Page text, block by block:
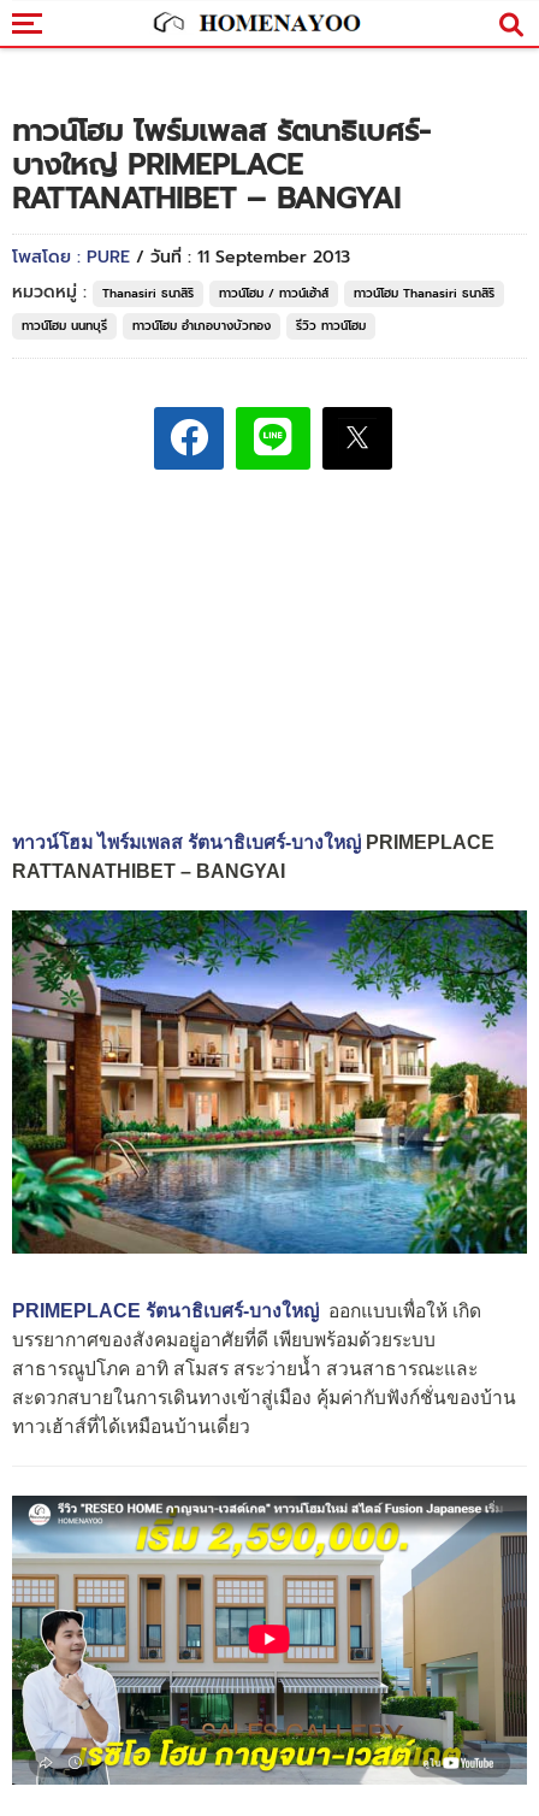
ทาวน์โฮม ไพร์มเพลส รัตนาธิเบศร์-
บางใหญ่ PRIMEPLACE
RATTANATHIBET – BANGYAI
โพสโดย : PURE / วันที่ : 11 September 2013
หมวดหมู่ :
Thanasiri ธนาสิริ ทาวน์โฮม / ทาวน์เฮ้าส์
ทาวน์โฮม Thanasiri ธนาสิริ
ทาวน์โฮม นนทบุรี
ทาวน์โฮม อำเภอบางบัวทอง รีวิว ทาวน์โฮม
ทาวน์โฮม ไพร์มเพลส รัตนาธิเบศร์-บางใหญ่ PRIMEPLACE
RATTANATHIBET – BANGYAI
PRIMEPLACE รัตนาธิเบศร์-บางใหญ่ ออกแบบเพื่อให้ เกิด
บรรยากาศของสังคมอยู่อาศัยที่ดี เพียบพร้อมด้วยระบบ
สาธารณูปโภค อาทิ สโมสร สระว่ายน้ำ สวนสาธารณะและ
สะดวกสบายในการเดินทางเข้าสู่เมือง คุ้มค่ากับฟังก์ชั่นของบ้าน
ทาวเฮ้าส์ที่ได้เหมือนบ้านเดี่ยว